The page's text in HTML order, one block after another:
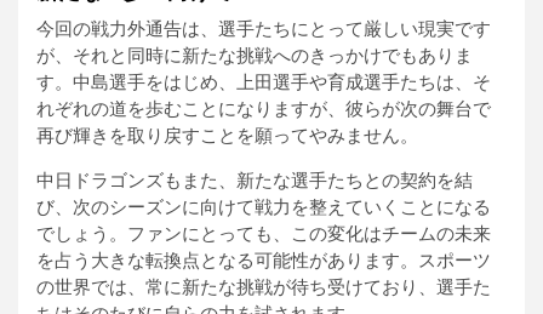
今回の戦力外通告は、選手たちにとって厳しい現実です
が、それと同時に新たな挑戦へのきっかけでもありま
す。中島選手をはじめ、上田選手や育成選手たちは、そ
れぞれの道を歩むことになりますが、彼らが次の舞台で
再び輝きを取り戻すことを願ってやみません。
中日ドラゴンズもまた、新たな選手たちとの契約を結
び、次のシーズンに向けて戦力を整えていくことになる
でしょう。ファンにとっても、この変化はチームの未来
を占う大きな転換点となる可能性があります。スポーツ
の世界では、常に新たな挑戦が待ち受けており、選手た